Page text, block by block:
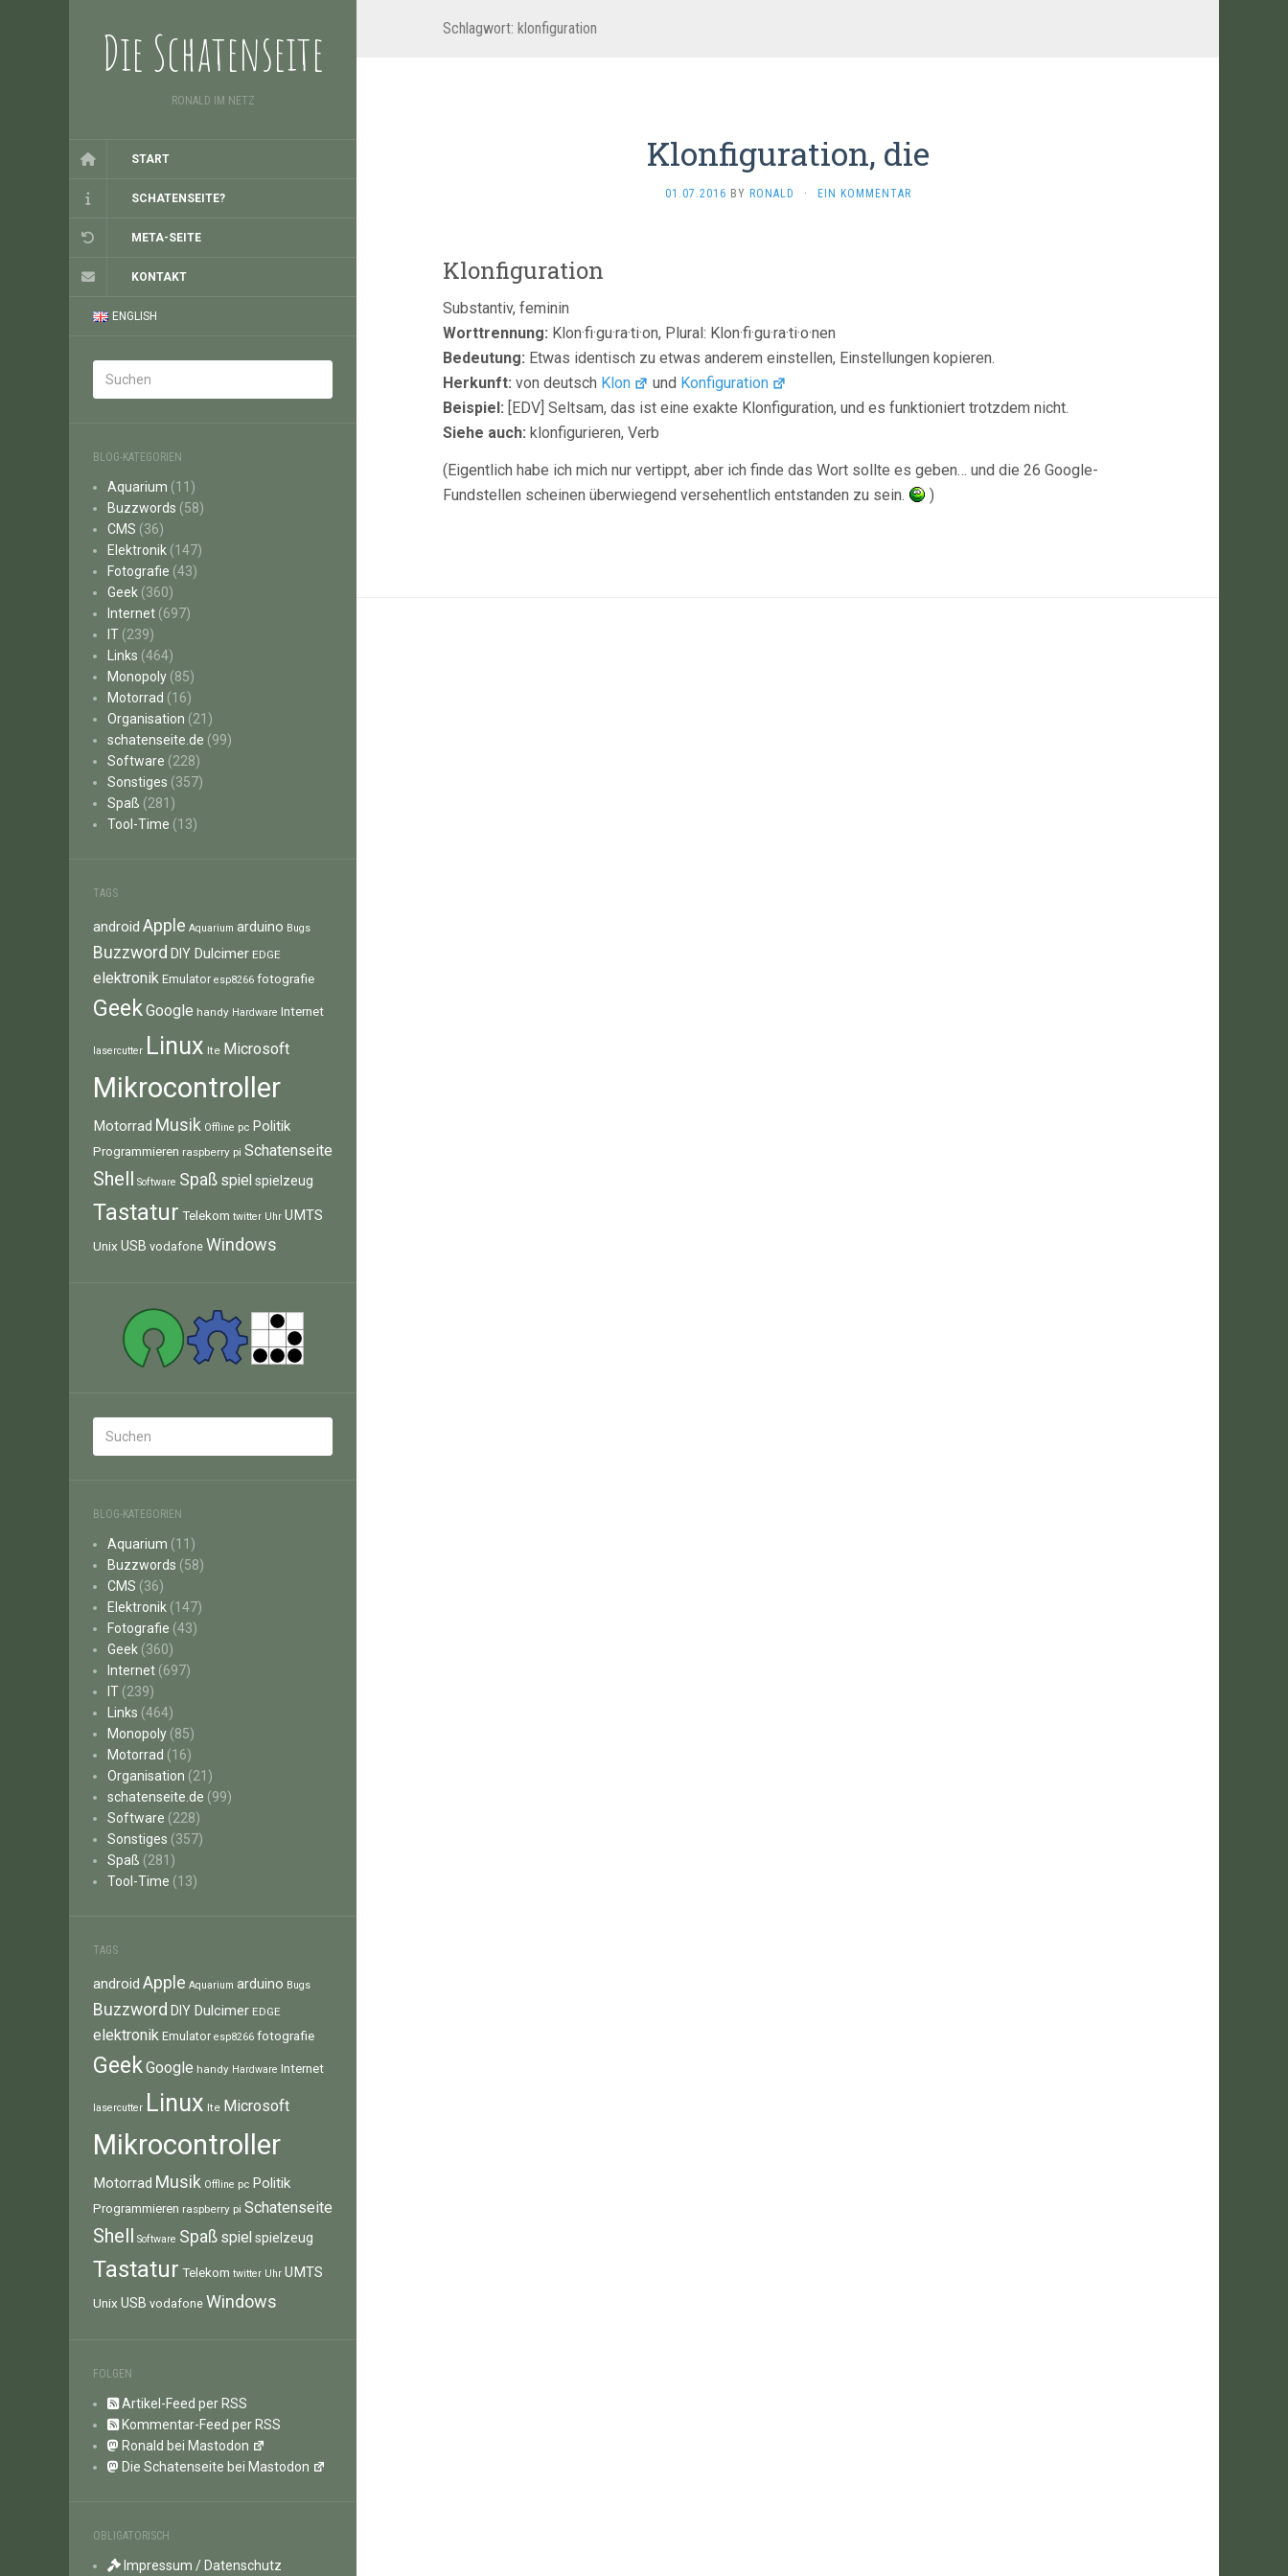
Die Schatenseite
RONALD IM NETZ
START
SCHATENSEITE?
META-SEITE
KONTAKT
ENGLISH
BLOG-KATEGORIEN
Aquarium (11)
Buzzwords (58)
CMS (36)
Elektronik (147)
Fotografie (43)
Geek (360)
Internet (697)
IT (239)
Links (464)
Monopoly (85)
Motorrad (16)
Organisation (21)
schatenseite.de (99)
Software (228)
Sonstiges (357)
Spaß (281)
Tool-Time (13)
TAGS
android Apple Aquarium arduino Bugs
Buzzword DIY Dulcimer EDGE
elektronik Emulator esp8266 fotografie
GeekGoogle handy Hardware Internet
lasercutter Linux lte Microsoft
Mikrocontroller
Motorrad Musik Offline pc Politik
Programmieren raspberry pi Schatenseite
Shell Software Spaß spiel spielzeug
Tastatur Telekom twitter Uhr UMTS
Unix USB vodafone Windows
BLOG-KATEGORIEN
Aquarium (11)
Buzzwords (58)
CMS (36)
Elektronik (147)
Fotografie (43)
Geek (360)
Internet (697)
IT (239)
Links (464)
Monopoly (85)
Motorrad (16)
Organisation (21)
schatenseite.de (99)
Software (228)
Sonstiges (357)
Spaß (281)
Tool-Time (13)
TAGS
android Apple Aquarium arduino Bugs
Buzzword DIY Dulcimer EDGE
elektronik Emulator esp8266 fotografie
GeekGoogle handy Hardware Internet
lasercutter Linux lte Microsoft
Mikrocontroller
Motorrad Musik Offline pc Politik
Programmieren raspberry pi Schatenseite
Shell Software Spaß spiel spielzeug
Tastatur Telekom twitter Uhr UMTS
Unix USB vodafone Windows
FOLGEN
Artikel-Feed per RSS
Kommentar-Feed per RSS
Ronald bei Mastodon
Die Schatenseite bei Mastodon
OBLIGATORISCH
Impressum / Datenschutz
Schlagwort: klonfiguration
Klonfiguration, die
01.07.2016 BY RONALD · EIN KOMMENTAR
Klonfiguration
Substantiv, feminin
Worttrennung: Klon·fi·gu·ra·ti·on, Plural: Klon·fi·gu·ra·ti·o·nen
Bedeutung: Etwas identisch zu etwas anderem einstellen, Einstellungen kopieren.
Herkunft: von deutsch Klon und Konfiguration
Beispiel: [EDV] Seltsam, das ist eine exakte Klonfiguration, und es funktioniert trotzdem nicht.
Siehe auch: klonfigurieren, Verb
(Eigentlich habe ich mich nur vertippt, aber ich finde das Wort sollte es geben… und die 26 Google-
Fundstellen scheinen überwiegend versehentlich entstanden zu sein.
)